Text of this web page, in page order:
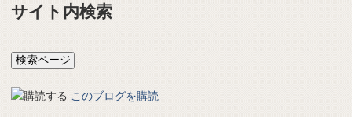
サイト内検索
このブログを購読